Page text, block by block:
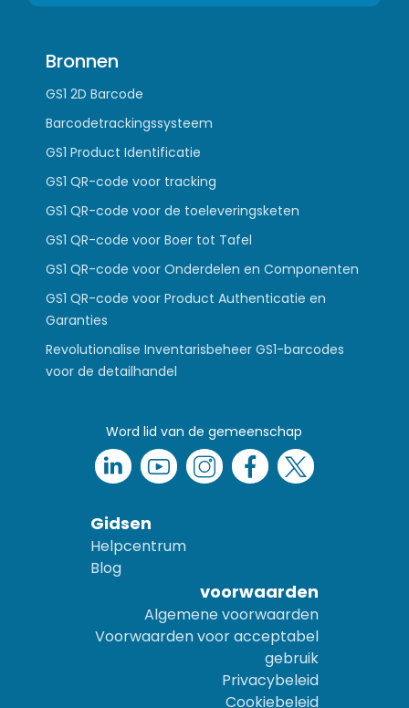
Bronnen
GS1 2D Barcode
Barcodetrackingssysteem
GS1 Product Identificatie
GS1 QR-code voor tracking
GS1 QR-code voor de toeleveringsketen
GS1 QR-code voor Boer tot Tafel
GS1 QR-code voor Onderdelen en Componenten
GS1 QR-code voor Product Authenticatie en
Garanties
Revolutionalise Inventarisbeheer GS1-barcodes
voor de detailhandel
Word lid van de gemeenschap
Gidsen
Helpcentrum
Blog
voorwaarden
Algemene voorwaarden
Voorwaarden voor acceptabel
gebruik
Privacybeleid
Cookiebeleid